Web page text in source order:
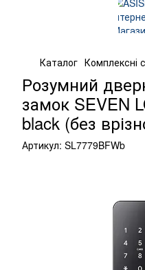
Каталог Комплексні
Розумний
замок SEVEN
black (без
Артикул: SL7779BFWb